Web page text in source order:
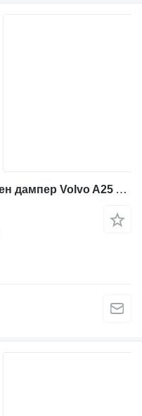
Приклучно вратило за зглобен дампер Volvo A25 A30 A35 A40 A45 B C D